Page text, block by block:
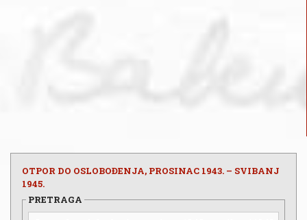
OTPOR DO OSLOBOĐENJA, PROSINAC 1943. – SVIBANJ
1945.
PRETRAGA